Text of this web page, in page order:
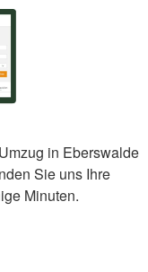
in Eberswalde
Sie uns Ihre
Minuten.